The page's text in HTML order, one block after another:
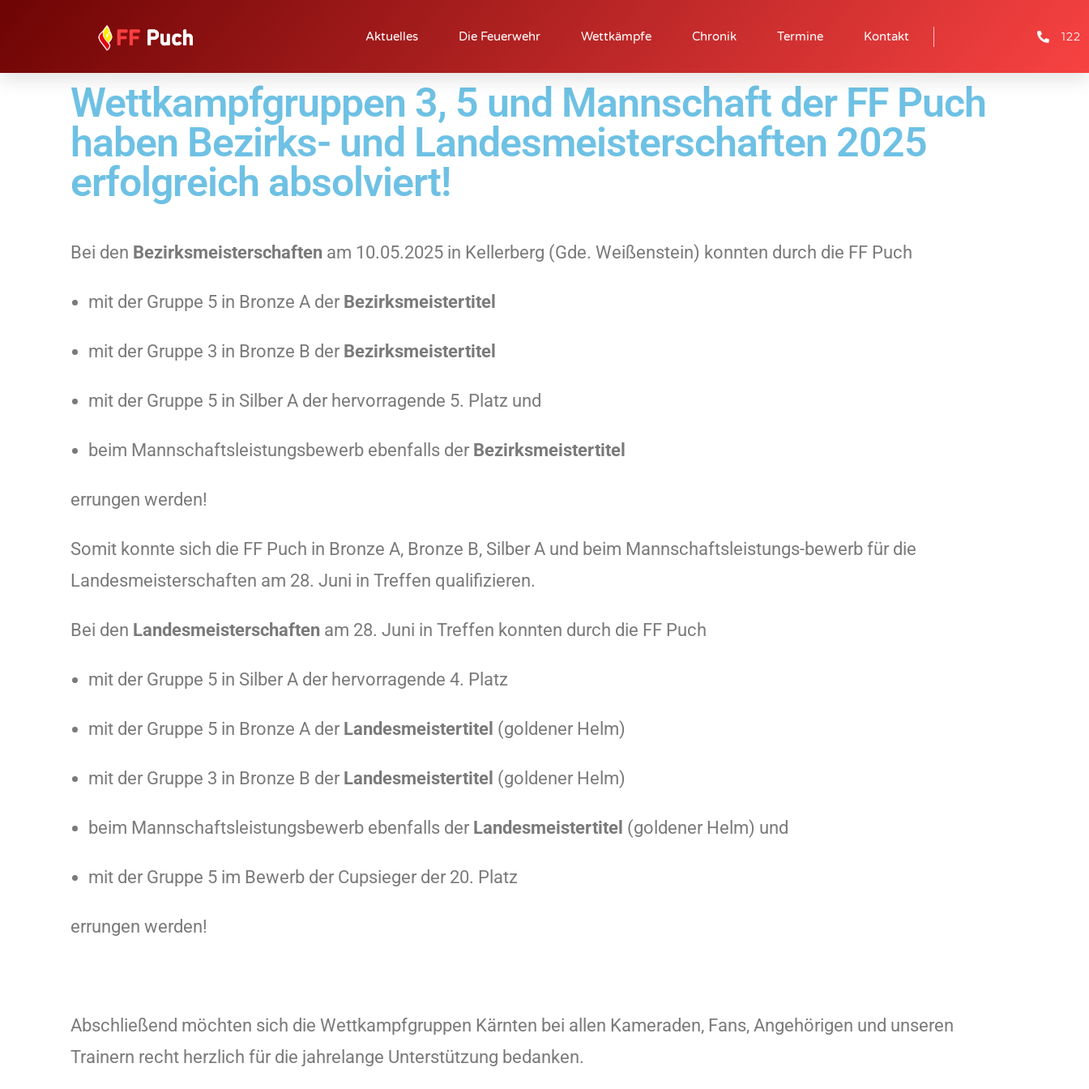
Aktuelles Die Feuerwehr Wettkämpfe Chronik Termine Kontakt 122
Wettkampfgruppen 3, 5 und Mannschaft der FF Puch
haben Bezirks- und Landesmeisterschaften 2025
erfolgreich absolviert!
Bei den Bezirksmeisterschaften am 10.05.2025 in Kellerberg (Gde. Weißenstein) konnten durch die FF Puch
mit der Gruppe 5 in Bronze A der Bezirksmeistertitel
mit der Gruppe 3 in Bronze B der Bezirksmeistertitel
mit der Gruppe 5 in Silber A der hervorragende 5. Platz und
beim Mannschaftsleistungsbewerb ebenfalls der Bezirksmeistertitel
errungen werden!
Somit konnte sich die FF Puch in Bronze A, Bronze B, Silber A und beim Mannschaftsleistungs-bewerb für die
Landesmeisterschaften am 28. Juni in Treffen qualifizieren.
Bei den Landesmeisterschaften am 28. Juni in Treffen konnten durch die FF Puch
mit der Gruppe 5 in Silber A der hervorragende 4. Platz
mit der Gruppe 5 in Bronze A der Landesmeistertitel (goldener Helm)
mit der Gruppe 3 in Bronze B der Landesmeistertitel (goldener Helm)
beim Mannschaftsleistungsbewerb ebenfalls der Landesmeistertitel (goldener Helm) und
mit der Gruppe 5 im Bewerb der Cupsieger der 20. Platz
errungen werden!
Abschließend möchten sich die Wettkampfgruppen Kärnten bei allen Kameraden, Fans, Angehörigen und unseren
Trainern recht herzlich für die jahrelange Unterstützung bedanken.